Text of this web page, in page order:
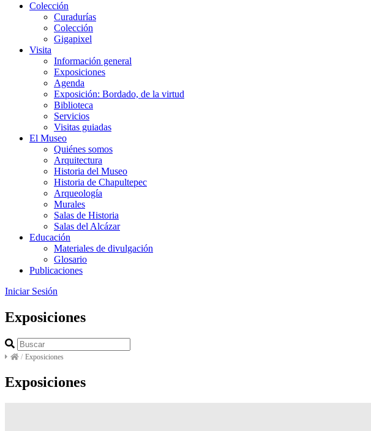
Colección
Curadurías
Colección
Gigapixel
Visita
Información general
Exposiciones
Agenda
Exposición: Bordado, de la virtud
Biblioteca
Servicios
Visitas guiadas
El Museo
Quiénes somos
Arquitectura
Historia del Museo
Historia de Chapultepec
Arqueología
Murales
Salas de Historia
Salas del Alcázar
Educación
Materiales de divulgación
Glosario
Publicaciones
Iniciar Sesión
Exposiciones
/ Exposiciones
Exposiciones